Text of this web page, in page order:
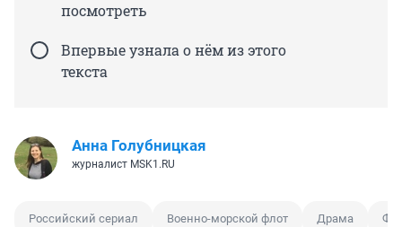
посмотреть
Впервые узнала о нём из этого
текста
Анна Голубницкая
журналист MSK1.RU
Российский сериал Военно-морской флот Драма